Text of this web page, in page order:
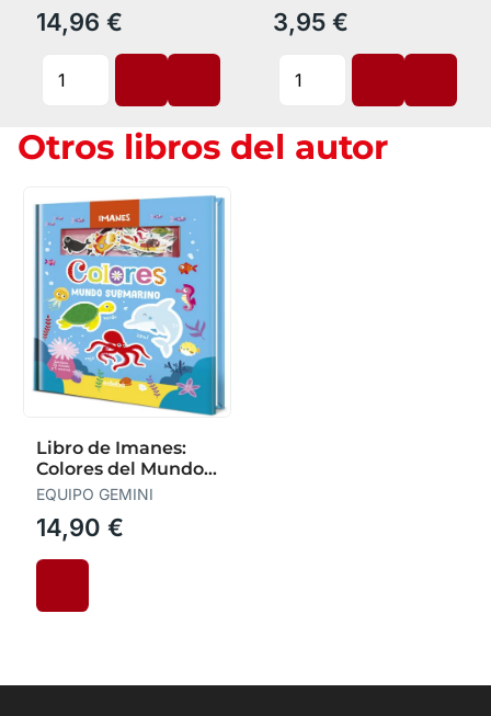
14,96 € 3,95 €
Otros libros del autor
Libro de Imanes:
Colores del Mundo
Submarino
EQUIPO GEMINI
14,90 €